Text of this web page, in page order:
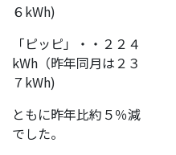
６kWh)
「ピッピ」・・２２４
kWh（昨年同月は２３
７kWh)
ともに昨年比約５％減
でした。